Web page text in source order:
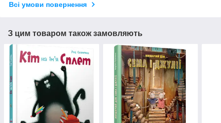
Всі умови повернення
З цим товаром також замовляють